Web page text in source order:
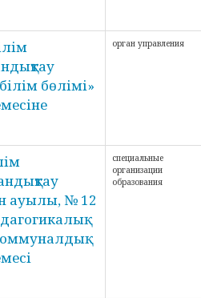
бөлімі»
орган управления
ауылы, № 12
специальные
организации
образования